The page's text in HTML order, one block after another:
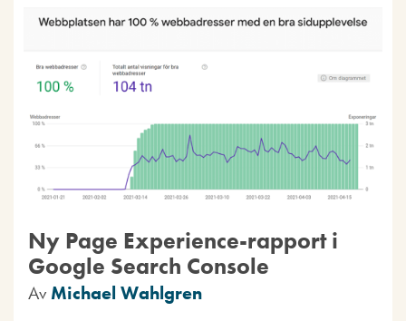
Ny Page Experience-rapport i
Google Search Console
Av Michael Wahlgren